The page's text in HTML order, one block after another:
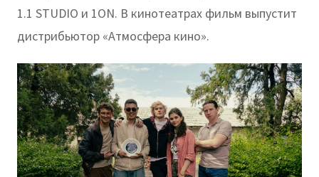
1.1 STUDIO и 1ON. В кинотеатрах фильм выпустит
дистрибьютор «Атмосфера кино».